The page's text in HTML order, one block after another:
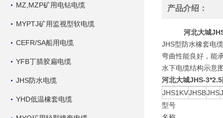
MZ,MZP矿用电钻电缆
MYPTJ矿用监视型软电缆
CEFR/SA船用电缆
YFB丁腈胶扁电缆
JHS防水电缆
YHD低温橡套电缆
产品介绍：
河北大城
JHS型防水橡套电
弯曲性能良好，能
水下电缆结构示意
河北大城JHS-
JHS1KVJHSBJHS
型号